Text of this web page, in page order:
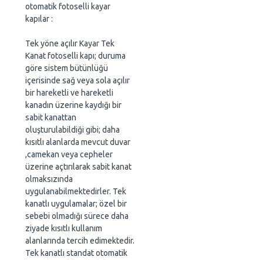
otomatik fotoselli kayar
kapılar :
Tek yöne açılır Kayar Tek
Kanat fotoselli kapı; duruma
göre sistem bütünlüğü
içerisinde sağ veya sola açılır
bir hareketli ve hareketli
kanadın üzerine kaydığı bir
sabit kanattan
oluşturulabildiği gibi; daha
kısıtlı alanlarda mevcut duvar
,camekan veya cepheler
üzerine açtırılarak sabit kanat
olmaksızında
uygulanabilmektedirler. Tek
kanatlı uygulamalar; özel bir
sebebi olmadığı sürece daha
ziyade kısıtlı kullanım
alanlarında tercih edimektedir.
Tek kanatlı standat otomatik